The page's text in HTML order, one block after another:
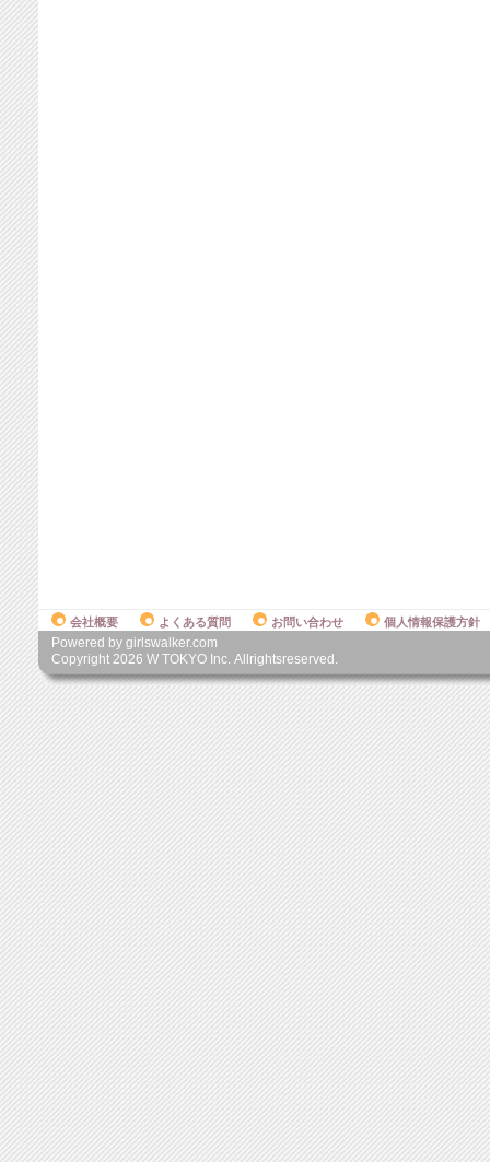
会社概要 よくある質問 お問い合わせ 個人情報保護方針
Powered by girlswalker.com
Copyright 2026 W TOKYO Inc. Allrightsreserved.